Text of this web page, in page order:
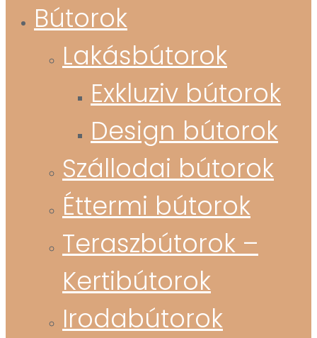
Bútorok
Lakásbútorok
Exkluziv bútorok
Design bútorok
Szállodai bútorok
Éttermi bútorok
Teraszbútorok –
Kertibútorok
Irodabútorok